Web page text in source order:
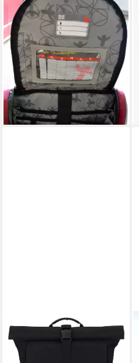
ARTRA
Schulranzen Schulranzen Set
Frisky Blau Schulrucksack
Sportrucksack Rucksack (5-
tlg)
59,00 €
UVP 119,00 €
-50%
lieferbar - in 3-4 Werktagen bei dir